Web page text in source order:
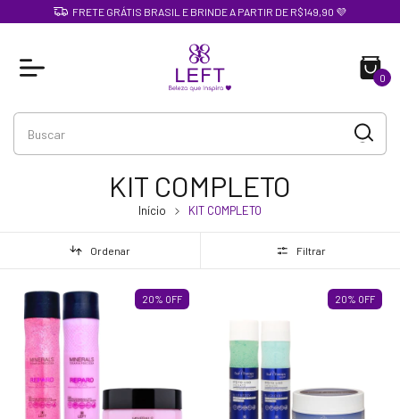
FRETE GRÁTIS BRASIL E BRINDE A PARTIR DE R$149,90 💜
0
KIT COMPLETO
Início KIT COMPLETO
Ordenar Filtrar
20% OFF 20% OFF